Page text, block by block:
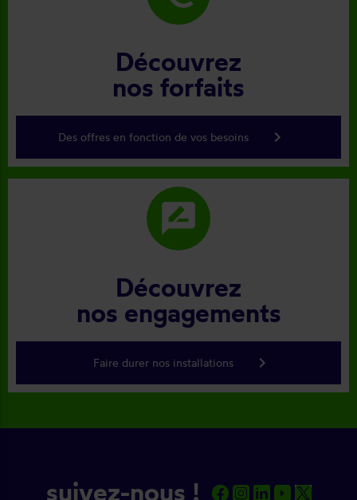
Découvrez
nos forfaits
Des offres en fonction de vos besoins keyboard_arrow_right
rate_review
Découvrez
nos engagements
Faire durer nos installations keyboard_arrow_right
suivez-nous !